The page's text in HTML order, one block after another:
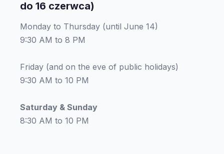
do 16 czerwca)
Monday to Thursday (until June 14)
9:30 AM to 8 PM
Friday (and on the eve of public holidays)
9:30 AM to 10 PM
Saturday & Sunday
8:30 AM to 10 PM